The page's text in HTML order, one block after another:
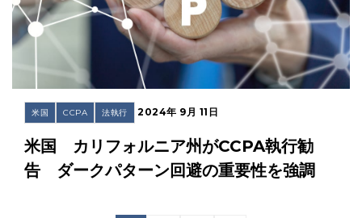
米国 CCPA 法執行 2024年 9月 11日
米国 カリフォルニア州がCCPA執行勧
告 ダークパターン回避の重要性を強調